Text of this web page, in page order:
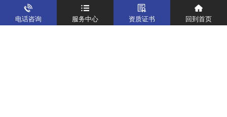
制造仪器校准解决方案 计量校准实验室
关于我们 新闻资讯
电话咨询 服务中心 资质证书 回到首页